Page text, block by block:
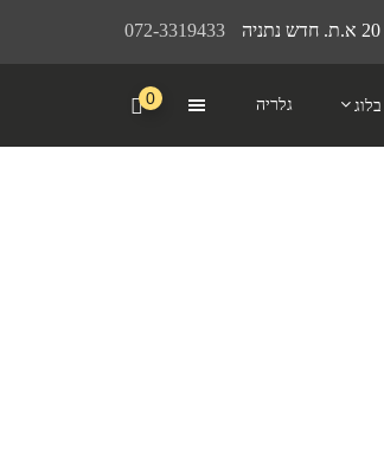
072-3319433
בלוג גלריה 0